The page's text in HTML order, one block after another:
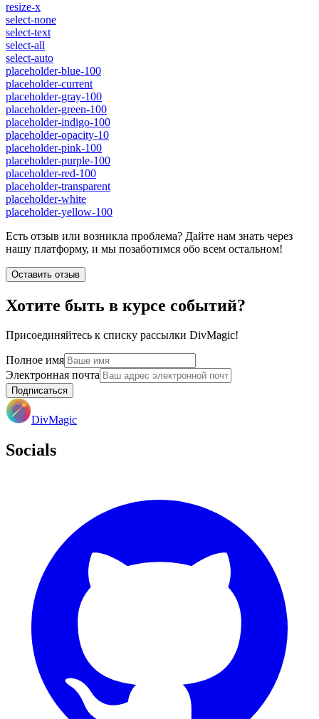
resize-x
select-none
select-text
select-all
select-auto
placeholder-blue-100
placeholder-current
placeholder-gray-100
placeholder-green-100
placeholder-indigo-100
placeholder-opacity-10
placeholder-pink-100
placeholder-purple-100
placeholder-red-100
placeholder-transparent
placeholder-white
placeholder-yellow-100
Есть отзыв или возникла проблема? Дайте нам знать через
нашу платформу, и мы позаботимся обо всем остальном!
Оставить отзыв
Хотите быть в курсе событий?
Присоединяйтесь к списку рассылки DivMagic!
Полное имя
Электронная почта
Подписаться
DivMagic
Socials